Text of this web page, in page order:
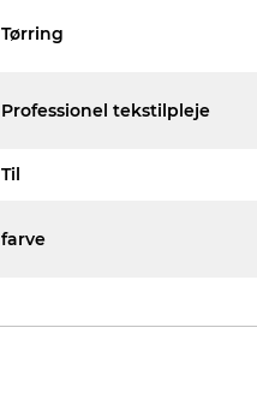
Tørring
Professionel tekstilpleje
Til
farve